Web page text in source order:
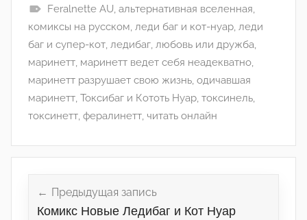
Feralnette AU, альтернативная вселенная,
комиксы на русском, леди баг и кот-нуар, леди
баг и супер-кот, ледибаг, любовь или дружба,
маринетт, маринетт ведет себя неадекватно,
маринетт разрушает свою жизнь, одичавшая
маринетт, Токсибаг и Кототь Нуар, токсинель,
токсинетт, фералинетт, читать онлайн
Предыдущая запись
Комикс Новые Ледибаг и Кот Нуар